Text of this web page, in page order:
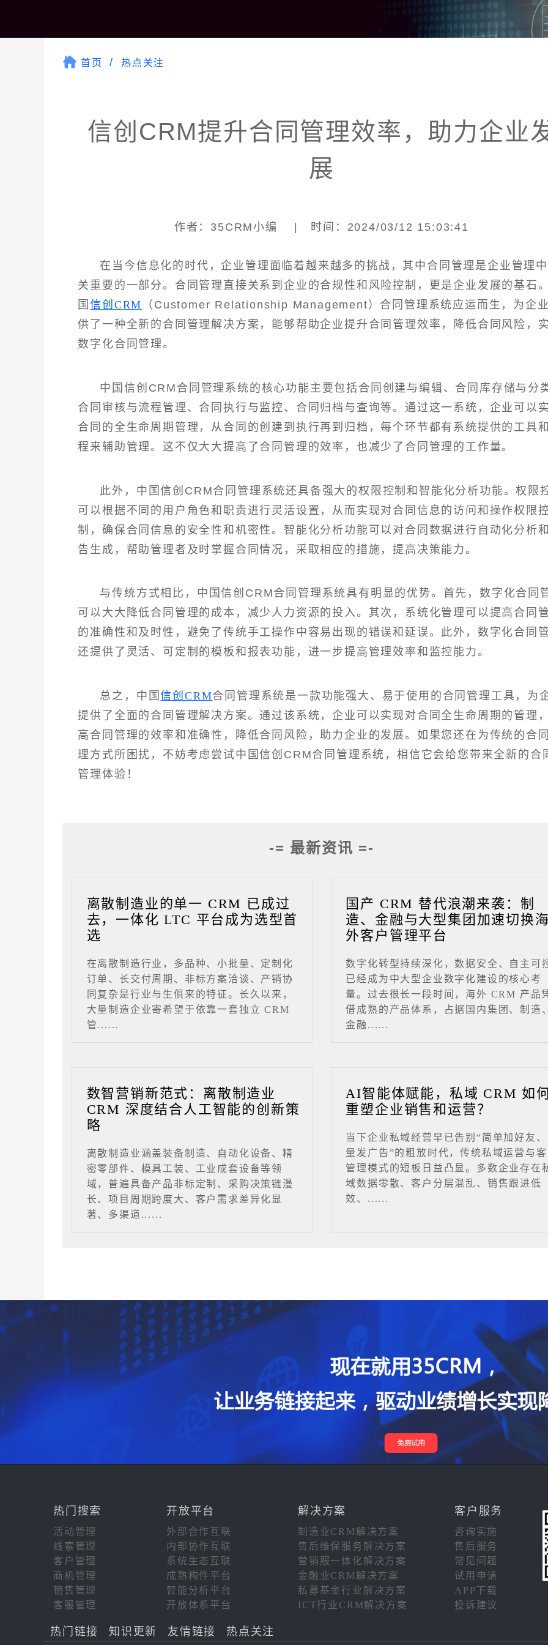
首页 热点关注
信创CRM提升合同管理效率，助力企业
展
作者：35CRM小编 | 时间：2024/03/12 15:03:41
在当今信息化的时代，企业管理面临着越来越多的挑战，其中合同管理是企业管理中
关重要的一部分。合同管理直接关系到企业的合规性和风险控制，更是企业发展的基石
国信创CRM
（Customer Relationship Management）合同管理系统应运而生，为企
供了一种全新的合同管理解决方案，能够帮助企业提升合同管理效率，降低合同风险，
数字化合同管理。
中国信创CRM合同管理系统的核心功能主要包括合同创建与编辑、合同库存储与分
合同审核与流程管理、合同执行与监控、合同归档与查询等。通过这一系统，企业可以
合同的全生命周期管理，从合同的创建到执行再到归档，每个环节都有系统提供的工具
程来辅助管理。这不仅大大提高了合同管理的效率，也减少了合同管理的工作量。
此外，中国信创CRM合同管理系统还具备强大的权限控制和智能化分析功能。权限
可以根据不同的用户角色和职责进行灵活设置，从而实现对合同信息的访问和操作权限
制，确保合同信息的安全性和机密性。智能化分析功能可以对合同数据进行自动化分析
告生成，帮助管理者及时掌握合同情况，采取相应的措施，提高决策能力。
与传统方式相比，中国信创CRM合同管理系统具有明显的优势。首先，数字化合同
可以大大降低合同管理的成本，减少人力资源的投入。其次，系统化管理可以提高合同
的准确性和及时性，避免了传统手工操作中容易出现的错误和延误。此外，数字化合同
还提供了灵活、可定制的模板和报表功能，进一步提高管理效率和监控能力。
总之，中国信创CRM合同管理系统是一款功能强大、易于使用的合同管理工具，为
提供了全面的合同管理解决方案。通过该系统，企业可以实现对合同全生命周期的管理
高合同管理的效率和准确性，降低合同风险，助力企业的发展。如果您还在为传统的合
理方式所困扰，不妨考虑尝试中国信创CRM合同管理系统，相信它会给您带来全新的合
管理体验！
-= 最新资讯 =-
离散制造业的单一 CRM 已成过
去，一体化 LTC 平台成为选型首
选
在离散制造行业，多品种、小批量、定制化
订单、长交付周期、非标方案洽谈、产销协
同复杂是行业与生俱来的特征。长久以来，
大量制造企业寄希望于依靠一套独立 CRM
管......
国产 CRM 替代浪潮来袭：制
造、金融与大型集团加速切换海
外客户管理平台
数字化转型持续深化，数据安全、自主可
已经成为中大型企业数字化建设的核心考
量。过去很长一段时间，海外 CRM 产品
借成熟的产品体系，占据国内集团、制造、
金融......
数智营销新范式：离散制造业
CRM 深度结合人工智能的创新策
略
离散制造业涵盖装备制造、自动化设备、精
密零部件、模具工装、工业成套设备等领
域，普遍具备产品非标定制、采购决策链漫
长、项目周期跨度大、客户需求差异化显
著、多渠道......
AI智能体赋能，私域 CRM 如
重塑企业销售和运营？
当下企业私域经营早已告别“简单加好友
量发广告”的粗放时代，传统私域运营与客
管理模式的短板日益凸显。多数企业存在
域数据零散、客户分层混乱、销售跟进低
效、......
热门搜索 开放平台
活动管理
外部合作互联
线索管理
内部协作互联
客户管理
系统生态互联
商机管理
成熟构件平台
销售管理
智能分析平台
客服管理
开放体系平台
解决方案 客户服务
制造业CRM解决方案
咨询实施
售后维保服务解决方案
售后服务
营销服一体化解决方案
常见问题
金融业CRM解决方案
试用申请
私募基金行业解决方案
APP下载
ICT行业CRM解决方案
投诉建议
热门链接 知识更新 友情链接 热点关注